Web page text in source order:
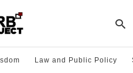
Law and Public Policy